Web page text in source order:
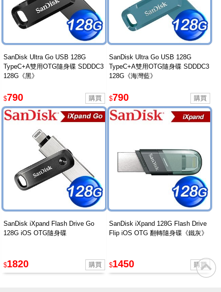
SanDisk Ultra Go USB 128G
TypeC+A雙用OTG隨身碟 SDDDC3
128G《黑》
$790
SanDisk Ultra Go USB 128G
TypeC+A雙用OTG隨身碟 SDDDC3
128G《海灣藍》
$790
SanDisk iXpand Flash Drive Go
128G iOS OTG隨身碟
$1820
SanDisk iXpand 128G Flash Drive
Flip iOS OTG 翻轉隨身碟《鐵灰》
$1450